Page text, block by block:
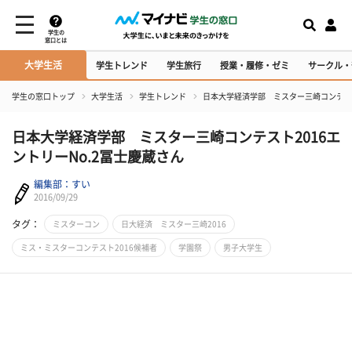
学生の
窓口とは
大学生活 学生トレンド 学生旅行 授業・履修・ゼミ サークル
学生の窓口トップ 大学生活 学生トレンド 日本大学経済学部 ミスター三崎コンテ
日本大学経済学部 ミスター三崎コンテスト2016エ
ントリーNo.2冨士慶蔵さん
編集部：すい
2016/09/29
タグ： ミスターコン 日大経済 ミスター三崎2016
ミス・ミスターコンテスト2016候補者 学園祭 男子大学生